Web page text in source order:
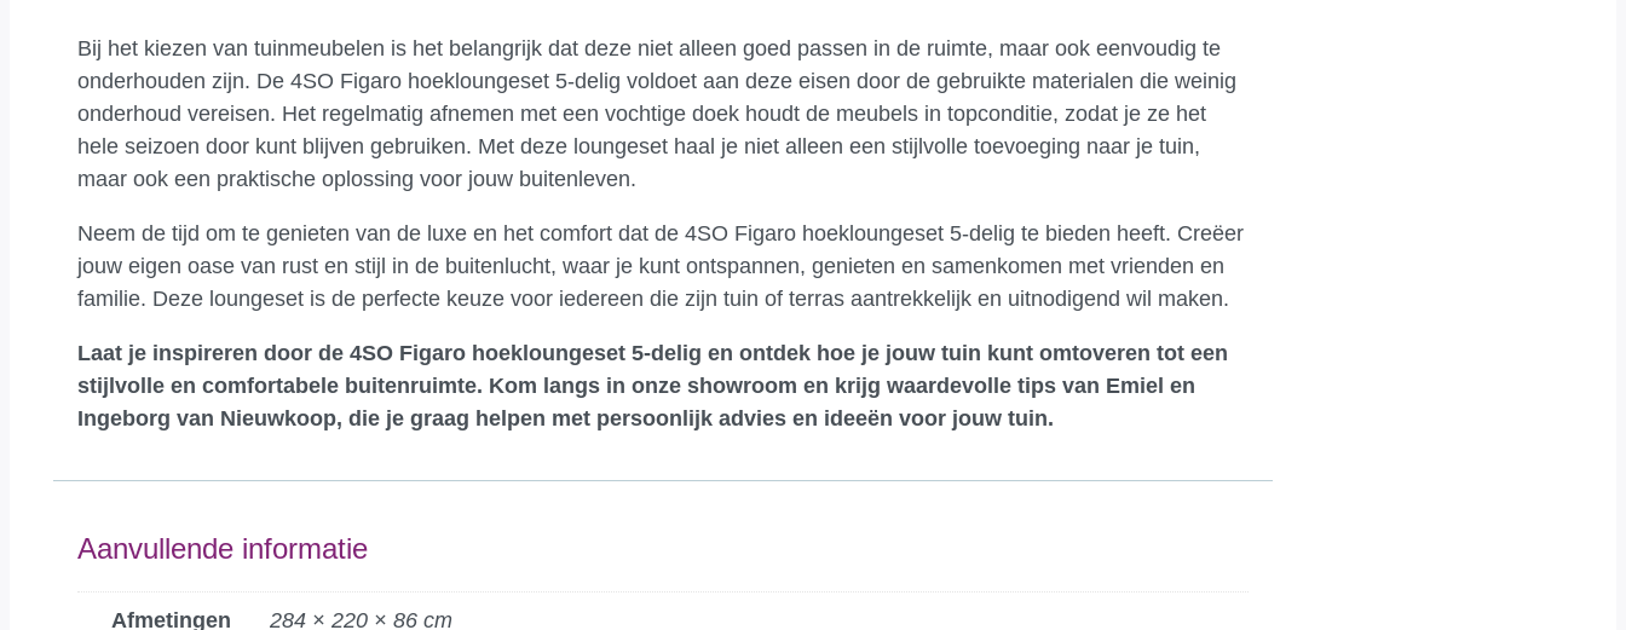
Bij het kiezen van tuinmeubelen is het belangrijk dat deze niet alleen goed passen in de ruimte, maar ook eenvoudig te
onderhouden zijn. De 4SO Figaro hoekloungeset 5-delig voldoet aan deze eisen door de gebruikte materialen die weinig
onderhoud vereisen. Het regelmatig afnemen met een vochtige doek houdt de meubels in topconditie, zodat je ze het
hele seizoen door kunt blijven gebruiken. Met deze loungeset haal je niet alleen een stijlvolle toevoeging naar je tuin,
maar ook een praktische oplossing voor jouw buitenleven.
Neem de tijd om te genieten van de luxe en het comfort dat de 4SO Figaro hoekloungeset 5-delig te bieden heeft. Creëer
jouw eigen oase van rust en stijl in de buitenlucht, waar je kunt ontspannen, genieten en samenkomen met vrienden en
familie. Deze loungeset is de perfecte keuze voor iedereen die zijn tuin of terras aantrekkelijk en uitnodigend wil maken.
Laat je inspireren door de 4SO Figaro hoekloungeset 5-delig en ontdek hoe je jouw tuin kunt omtoveren tot een
stijlvolle en comfortabele buitenruimte. Kom langs in onze showroom en krijg waardevolle tips van Emiel en
Ingeborg van Nieuwkoop, die je graag helpen met persoonlijk advies en ideeën voor jouw tuin.
Aanvullende informatie
Afmetingen 284 × 220 × 86 cm